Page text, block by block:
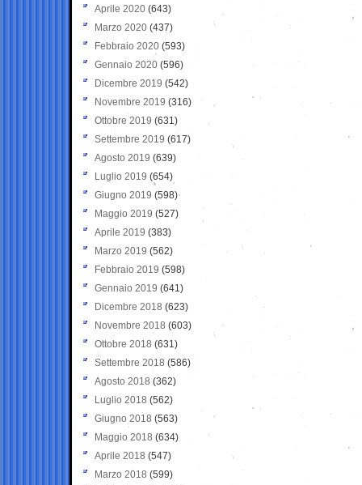
Aprile 2020 (643)
Marzo 2020 (437)
Febbraio 2020 (593)
Gennaio 2020 (596)
Dicembre 2019 (542)
Novembre 2019 (316)
Ottobre 2019 (631)
Settembre 2019 (617)
Agosto 2019 (639)
Luglio 2019 (654)
Giugno 2019 (598)
Maggio 2019 (527)
Aprile 2019 (383)
Marzo 2019 (562)
Febbraio 2019 (598)
Gennaio 2019 (641)
Dicembre 2018 (623)
Novembre 2018 (603)
Ottobre 2018 (631)
Settembre 2018 (586)
Agosto 2018 (362)
Luglio 2018 (562)
Giugno 2018 (563)
Maggio 2018 (634)
Aprile 2018 (547)
Marzo 2018 (599)